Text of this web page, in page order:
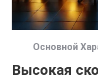
Основной
Высокая